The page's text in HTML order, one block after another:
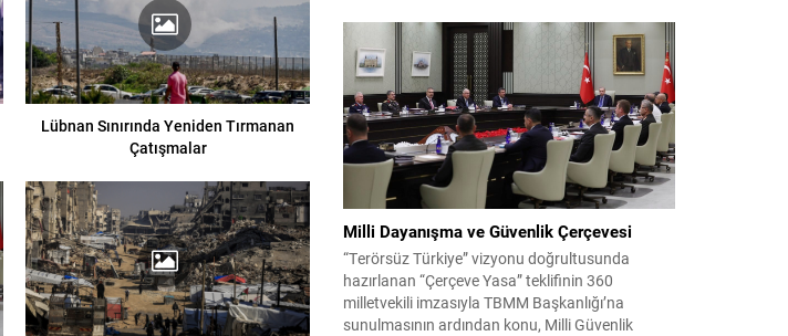
Lübnan Sınırında Yeniden Tırmanan
Çatışmalar
sanıkların tutukluluk hallerini ayrı ayrı
değerlendirdi. İnceleme sonucunda, aralarında
Ekrem İmamoğlu’nun da bulunduğu 53 tutuklu
hakkında tutukluluk hallerinin sürdürülmesine
karar verildi. İddialar ve değerlendirilen talepler
Soruşturma kapsamında sanıklara yöneltilen...
Milli Dayanışma ve Güvenlik Çerçevesi
“Terörsüz Türkiye” vizyonu doğrultusunda
hazırlanan “Çerçeve Yasa” teklifinin 360
milletvekili imzasıyla TBMM Başkanlığı’na
sunulmasının ardından konu, Milli Güvenlik